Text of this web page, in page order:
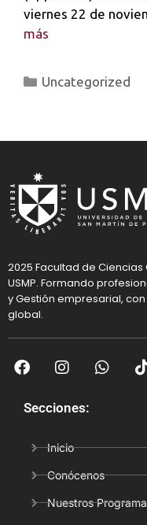
viernes 22 de
más
Uncategorized
2025 Facultad de
USMP. Formando
y Gestión empresarial,
global.
Secciones:
Inicio
Conócenos
Nuestros